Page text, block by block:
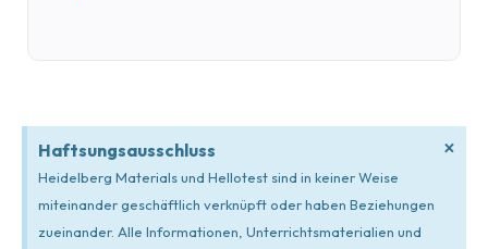
Haftsungsausschluss
Heidelberg Materials und Hellotest sind in keiner Weise
miteinander geschäftlich verknüpft oder haben Beziehungen
zueinander. Alle Informationen, Unterrichtsmaterialien und
×